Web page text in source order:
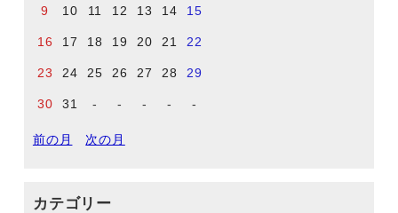
9 10 11 12 13 14 15
16 17 18 19 20 21 22
23 24 25 26 27 28 29
30 31 - - - - -
前の月 次の月
カテゴリー